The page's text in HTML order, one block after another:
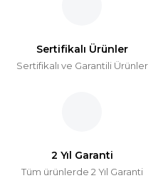
Sertifikalı Ürünler
Sertifikalı ve Garantili Ürünler
2 Yıl Garanti
Tüm ürünlerde 2 Yıl Garanti